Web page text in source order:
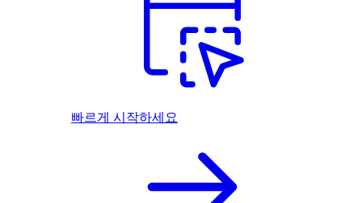
빠르게 시작하세요